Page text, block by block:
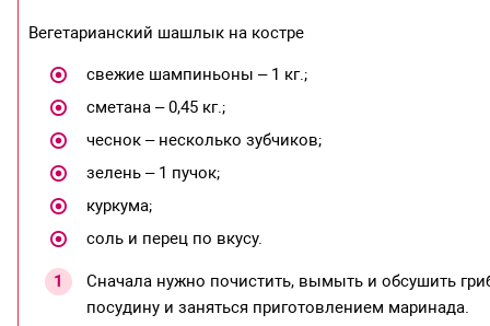
Вегетарианский шашлык на костре
свежие шампиньоны – 1 кг.;
сметана – 0,45 кг.;
чеснок – несколько зубчиков;
зелень – 1 пучок;
куркума;
соль и перец по вкусу.
Сначала нужно почистить, вымыть и обсушить
посудину и заняться приготовлением маринада.